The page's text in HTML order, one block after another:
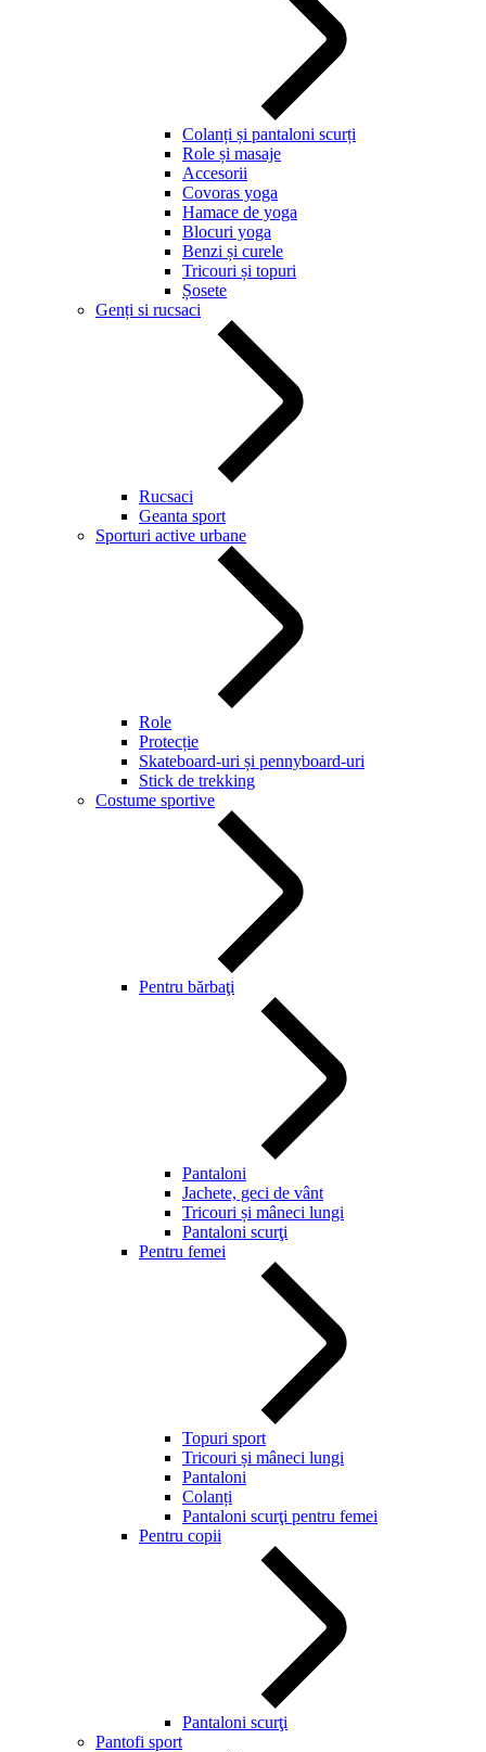
Colanți și pantaloni scurți
Role și masaje
Accesorii
Covoras yoga
Hamace de yoga
Blocuri yoga
Benzi și curele
Tricouri și topuri
Șosete
Genți si rucsaci
Rucsaci
Geanta sport
Sporturi active urbane
Role
Protecție
Skateboard-uri și pennyboard-uri
Stick de trekking
Costume sportive
Pentru bărbaţi
Pantaloni
Jachete, geci de vânt
Tricouri și mâneci lungi
Pantaloni scurţi
Pentru femei
Topuri sport
Tricouri și mâneci lungi
Pantaloni
Colanți
Pantaloni scurţi pentru femei
Pentru copii
Pantaloni scurţi
Pantofi sport